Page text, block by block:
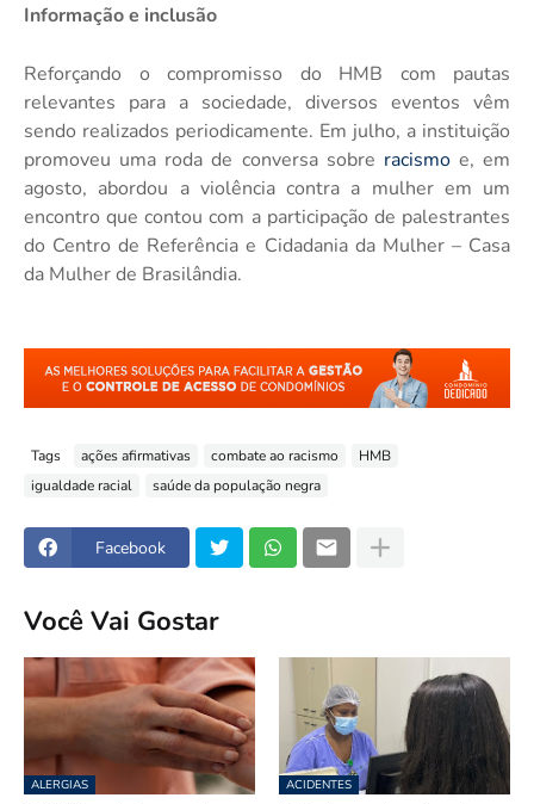
Informação e inclusão
Reforçando o compromisso do HMB com pautas
relevantes para a sociedade, diversos eventos vêm
sendo realizados periodicamente. Em julho, a instituição
promoveu uma roda de conversa sobre racismoe, em
agosto, abordou a violência contra a mulher em um
encontro que contou com a participação de palestrantes
do Centro de Referência e Cidadania da Mulher – Casa
da Mulher de Brasilândia.
Tags ações afirmativas combate ao racismo
HMB
igualdade racial
saúde da população negra
Facebook
Você Vai Gostar
ALERGIAS ACIDENTES